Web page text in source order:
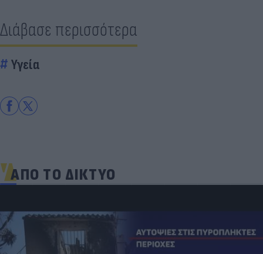
Διάβασε περισσότερα
Υγεία
ΑΠΟ ΤΟ ΔΙΚΤΥΟ